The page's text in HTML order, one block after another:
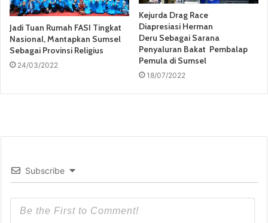
Jadi Tuan Rumah FASI Tingkat
Nasional, Mantapkan Sumsel
Sebagai Provinsi Religius
24/03/2022
Kejurda Drag Race
Diapresiasi Herman
Deru Sebagai Sarana
Penyaluran Bakat Pembalap
Pemula di Sumsel
18/07/2022
Subscribe